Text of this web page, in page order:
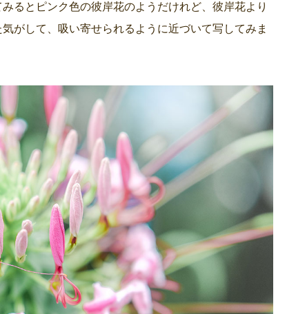
るとピンク色の彼岸花のようだけれど、彼岸花より
がして、吸い寄せられるように近づいて写してみま